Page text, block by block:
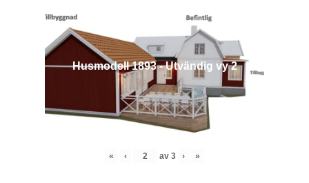
Husmodell 1893 - Utvändig vy 2
« ‹ av 3 › »